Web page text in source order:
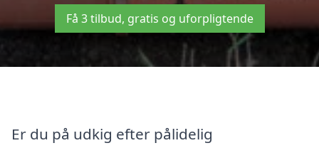
Få 3 tilbud, gratis og uforpligtende
Er du på udkig efter pålidelig